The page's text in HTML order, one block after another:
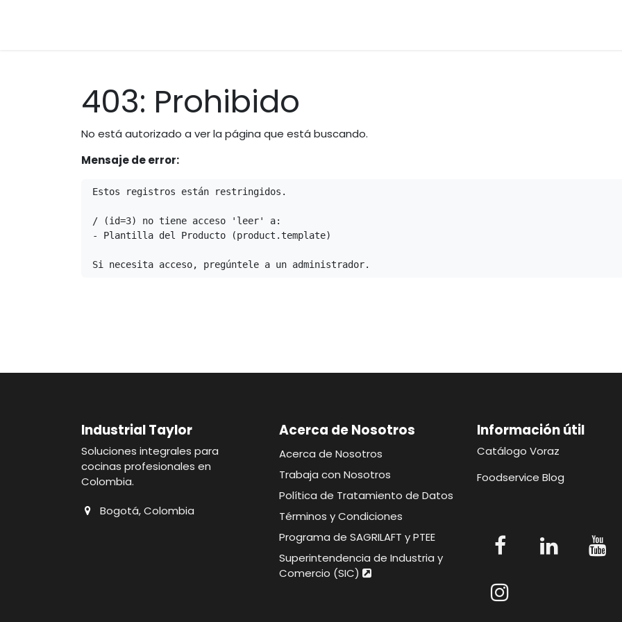
403: Prohibido
No está autorizado a ver la página que está buscando.
Mensaje de error:
Estos registros están restringidos.
/ (id=3) no tiene acceso 'leer' a:
- Plantilla del Producto (product.template)
Si necesita acceso, pregúntele a un administrador.
Industrial Taylor
Soluciones integrales para
cocinas profesionales en
Colombia.
Bogotá, Colombia
Acerca de Nosotros
Acerca de Nosotros
Trabaja con Nosotros
Política de Tratamiento de Datos
Términos y Condiciones
Programa de SAGRILAFT y PTEE
Superintendencia de Industria y
Comercio (SIC)
Información útil​​​
Catálogo Voraz
Foodservice Blog